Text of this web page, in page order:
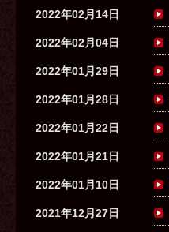
2022年02月14日
2022年02月04日
2022年01月29日
2022年01月28日
2022年01月22日
2022年01月21日
2022年01月10日
2021年12月27日